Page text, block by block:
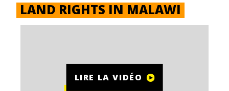
LAND RIGHTS IN MALAWI
LIRE LA VIDÉO